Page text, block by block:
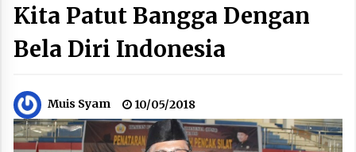
Kita Patut Bangga Dengan
Bela Diri Indonesia
Muis Syam 10/05/2018